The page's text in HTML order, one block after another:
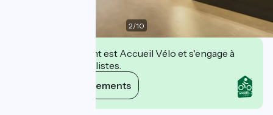
2/10
Cet établissement est Accueil Vélo et s'engage à
accueillir des cyclistes.
Voir ses engagements